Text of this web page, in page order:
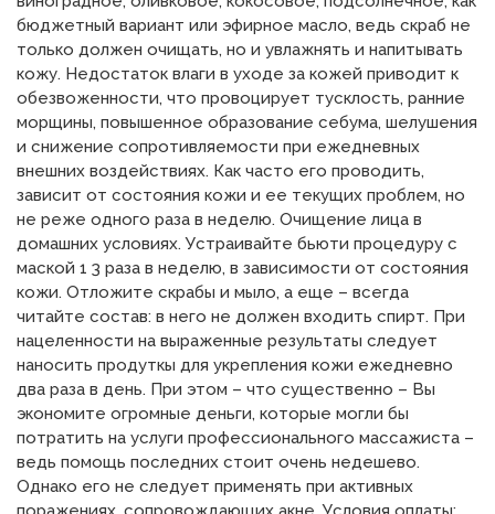
бюджетный вариант или эфирное масло, ведь скраб не
только должен очищать, но и увлажнять и напитывать
кожу. Недостаток влаги в уходе за кожей приводит к
обезвоженности, что провоцирует тусклость, ранние
морщины, повышенное образование себума, шелушения
и снижение сопротивляемости при ежедневных
внешних воздействиях. Как часто его проводить,
зависит от состояния кожи и ее текущих проблем, но
не реже одного раза в неделю. Очищение лица в
домашних условиях. Устраивайте бьюти процедуру с
маской 1 3 раза в неделю, в зависимости от состояния
кожи. Отложите скрабы и мыло, а еще – всегда
читайте состав: в него не должен входить спирт. При
нацеленности на выраженные результаты следует
наносить продуткы для укрепления кожи ежедневно
два раза в день. При этом – что существенно – Вы
экономите огромные деньги, которые могли бы
потратить на услуги профессионального массажиста –
ведь помощь последних стоит очень недешево.
Однако его не следует применять при активных